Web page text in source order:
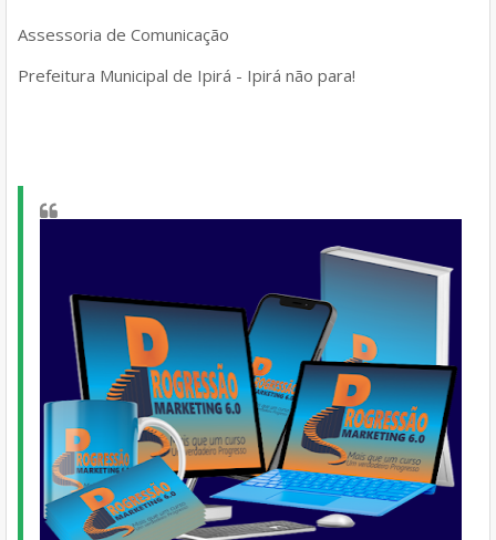
Assessoria de Comunicação
Prefeitura Municipal de Ipirá - Ipirá não para!